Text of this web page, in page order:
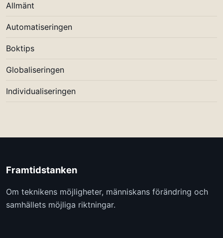
Allmänt
Automatiseringen
Boktips
Globaliseringen
Individualiseringen
Framtidstanken
Om teknikens möjligheter, människans förändring och
samhällets möjliga riktningar.